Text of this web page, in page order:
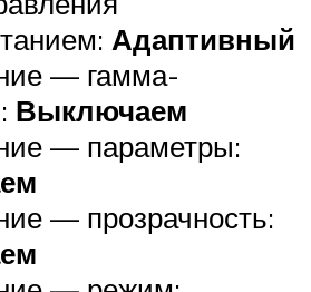
Адаптивный
— гамма-
Выключаем
— параметры:
— прозрачность: